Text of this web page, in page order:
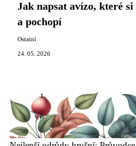
Jak napsat avízo, které
a pochopí
Ostatní
24. 05. 2026